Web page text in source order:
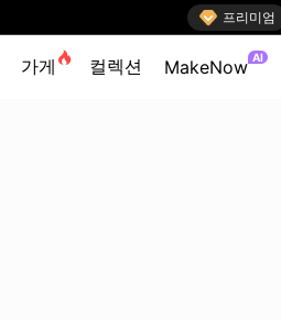
 프리미엄
가게  컬렉션 MakeNow AI